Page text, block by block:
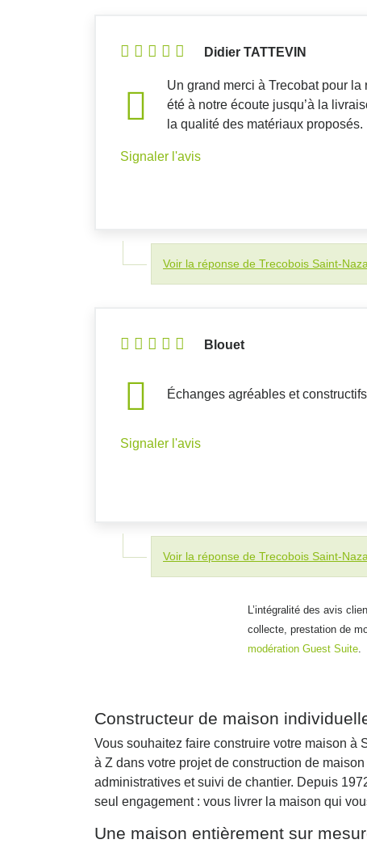
Didier TATTEVIN
Un grand merci à Trecobat pour
été à notre écoute jusqu’à la
la qualité des matériaux proposés.
Signaler l'avis
Voir la réponse de Trecobois Saint-
Blouet
Échanges agréables et constructifs
Signaler l'avis
Voir la réponse de Trecobois Saint-
L’intégralité des avis
collecte, prestation de
modération Guest Suite
Constructeur de maison
Vous souhaitez faire construire votre maison à
à Z dans votre projet de construction de
administratives et suivi de chantier. Depuis
seul engagement : vous livrer la maison qui
Une maison entièrement sur